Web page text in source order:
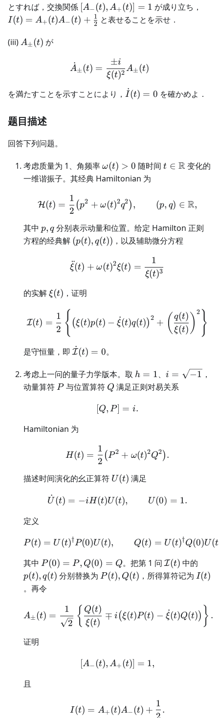
とすれば，交換関係 [A_{-}
(t),
A_{+}
[A−(t), A+(t)] = 1 が成り立ち，
I(t) = A+(t)A−(t) + 2
1 と表せることを示せ．
(iii) A_{\pm}
A±(t) が
\dot{A}_{\pm} (t) =
A
˙±(t) =
ξ(t)2
±i
A±(t)
を満たすことを示すことにより， \dot{I}
I˙(t) = 0 を確かめよ．
题目描述
回答下列问题。
考虑质量为 1、角频率\omega(t)>0
ω(t) > 0 随时间t\in\mathbb
t ∈ R变化的
一维谐振子。其经典 Hamiltonian 为
\mathcal
H(t) =
2
1
(p2 + ω(t)2q2), (p, q) ∈ R,
其中 p,q
p, q分别表示动量和位置。给定 Hamilton 正则
方程的经典解 (p(t),q(t))
(p(t), q(t)) ，以及辅助微分方程
ξ
¨(t) + ω(t)2ξ(t) =
ξ(t)3
1
的实解\xi(t)
ξ(t) ，证明
\mathcal I(t) =
I(t) =
2
1 { (ξ(t)p(t) − ξ˙(t)q(t))2 + ( ξ(t)
q(t) ) 2 }
是守恒量，即\dot{\mathcal
I
˙(t) = 0。
考虑上一问的量子力学版本。取 h=1
h = 1、 i=\sqrt{-1}
i = −1 ，
动量算符 P
P与位置算符 Q
Q 满足正则对易关系
[Q,P]=i.
[Q, P] = i.
Hamiltonian 为
H(t) =
2
1
(P2 + ω(t)2Q2).
描述时间演化的幺正算符 U(t)
U(t) 满足
\dot U(t)=-
U
˙ (t) = −iH(t)U(t), U(0) = 1.
定义
P(t)=U(t)^\dagger
P(t) = U (t)†P(0)U (t), Q(t) = U (t)†Q(0)U (t
其中 P(0)=P,Q(0)=Q
P(0) = P, Q(0) = Q。把第 1 问\mathcal
I(t)
I(t) 中的
p(t), q(t) 分别替换为 P(t),Q(t)
P(t), Q(t) ，所得算符记为 I(t)
I(t)
。再令
A_\pm(t) =
A±(t) =
2
1 { ξ(t)
Q(t)
∓ i (ξ(t)P(t) − ξ˙(t)Q(t)) } .
证明
[A_-(t),A_+(t)]=1,
[A−(t), A+(t)] = 1,
且
I(t)=A_+(t)A_-
I(t) = A+(t)A−(t) +
1
.